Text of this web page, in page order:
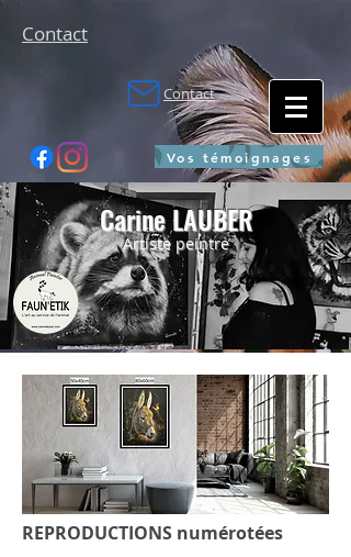
Contact
Contact
Vos témoignages
Carine LAUBER
Artiste peintre
REPRODUCTIONS numérotées